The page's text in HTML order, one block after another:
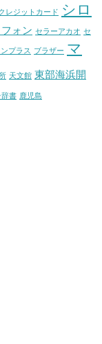
レジットカード シロ
ォン セラーアカオ セ
プラス ブラザー マ
天文館 東部海浜開
辞書 鹿児島